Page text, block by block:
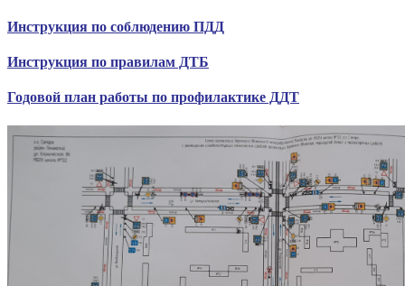
Инструкция по соблюдению ПДД
Инструкция по правилам ДТБ
Годовой план работы по профилактике ДДТ